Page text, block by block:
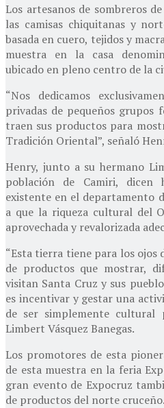
Los artesanos de sombreros
las camisas chiquitanas y
basada en cuero, tejidos y
muestra en la casa
ubicado en pleno centro de la
“Nos dedicamos
privadas de pequeños grupos
traen sus productos para
Tradición Oriental”, señaló
Henry, junto a su hermano
población de Camiri, dicen
existente en el departamento
a que la riqueza cultural del
aprovechada y revalorizada
“Esta tierra tiene para los ojos
de productos que mostrar,
visitan Santa Cruz y sus
es incentivar y gestar una
de ser simplemente cultural
Limbert Vásquez Banegas.
Los promotores de esta
de esta muestra en la feria
gran evento de Expocruz
de productos del norte cruceño.